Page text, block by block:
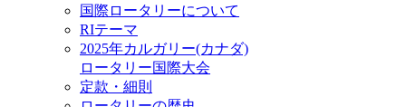
国際ロータリーについて
RIテーマ
2025年カルガリー(カナダ)
ロータリー国際大会
定款・細則